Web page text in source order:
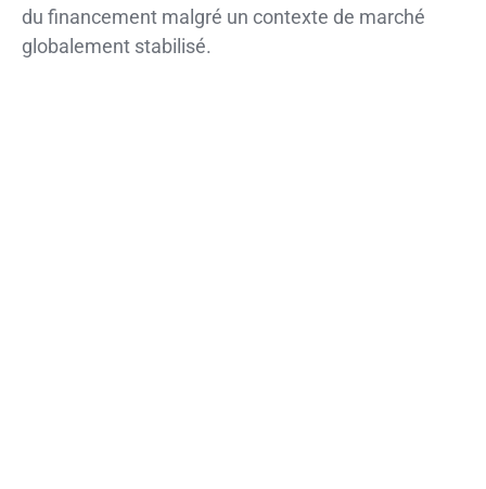
du financement malgré un contexte de marché
globalement stabilisé.